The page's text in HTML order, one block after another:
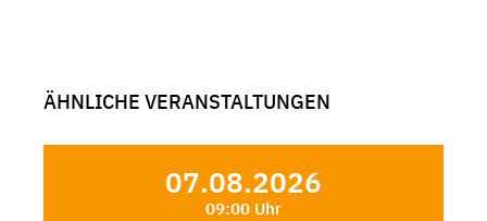
ÄHNLICHE VERANSTALTUNGEN
07.08.2026
09:00 Uhr